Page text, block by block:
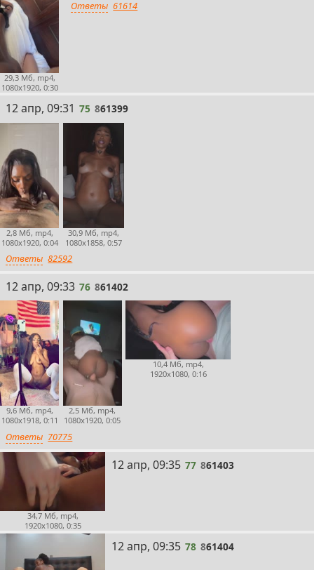
29,3 Мб, mp4,
1080x1920, 0:30
Ответы 61614
75
12 апр, 09:31 75 861399
2,8 Мб, mp4,
1080x1920, 0:04
30,9 Мб, mp4,
1080x1858, 0:57
Ответы 82592
76
12 апр, 09:33 76 861402
9,6 Мб, mp4,
1080x1918, 0:11
2,5 Мб, mp4,
1080x1920, 0:05
10,4 Мб, mp4,
1920x1080, 0:16
Ответы 70775
34,7 Мб, mp4,
1920x1080, 0:35
77
12 апр, 09:35 77 861403
78
12 апр, 09:35 78 861404